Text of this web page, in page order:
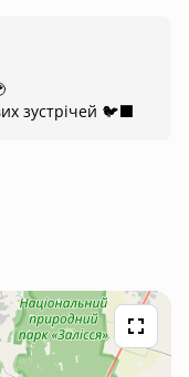
зустрічей 🐦‍⬛